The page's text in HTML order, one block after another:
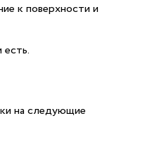
к поверхности и
на следующие